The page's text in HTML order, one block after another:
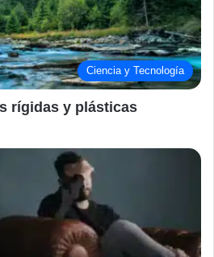
Ciencia y Tecnología
rígidas y plásticas